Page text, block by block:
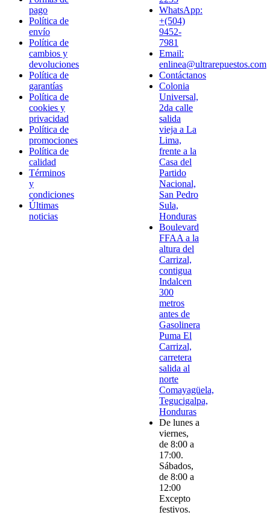
pago
Política de
envío
Política de
cambios y
devoluciones
Política de
garantías
Política de
cookies y
privacidad
Política de
promociones
Política de
calidad
Términos
y
condiciones
Últimas
noticias
WhatsApp:
+(504)
9452-
7981
Email:
enlinea@ultrarepuestos.com
Contáctanos
Colonia
Universal,
2da calle
salida
vieja a La
Lima,
frente a la
Casa del
Partido
Nacional,
San Pedro
Sula,
Honduras
Boulevard
FFAA a la
altura del
Carrizal,
contigua
Indalcen
300
metros
antes de
Gasolinera
Puma El
Carrizal,
carretera
salida al
norte
Comayagüela,
Tegucigalpa,
Honduras
De lunes a
viernes,
de 8:00 a
17:00.
Sábados,
de 8:00 a
12:00
Excepto
festivos.